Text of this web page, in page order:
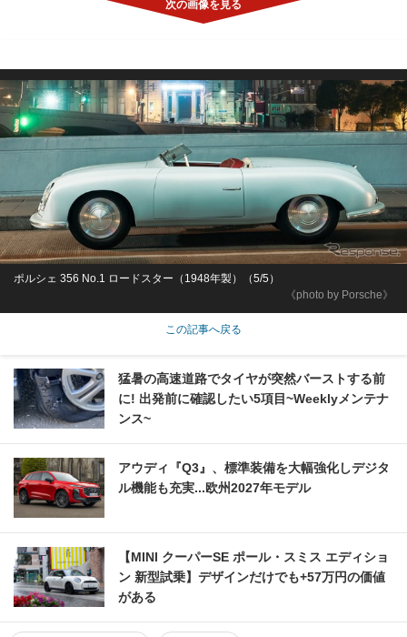
《photo by Porsche》
ポルシェ 356 No.1 ロードスター（1948年製）（5/5）
この記事へ戻る
猛暑の高速道路でタイヤが突然バーストする前
に! 出発前に確認したい5項目~Weeklyメンテナ
ンス~
アウディ『Q3』、標準装備を大幅強化しデジタ
ル機能も充実...欧州2027年モデル
【MINI クーパーSE ポール・スミス エディショ
ン 新型試乗】デザインだけでも+57万円の価値
がある